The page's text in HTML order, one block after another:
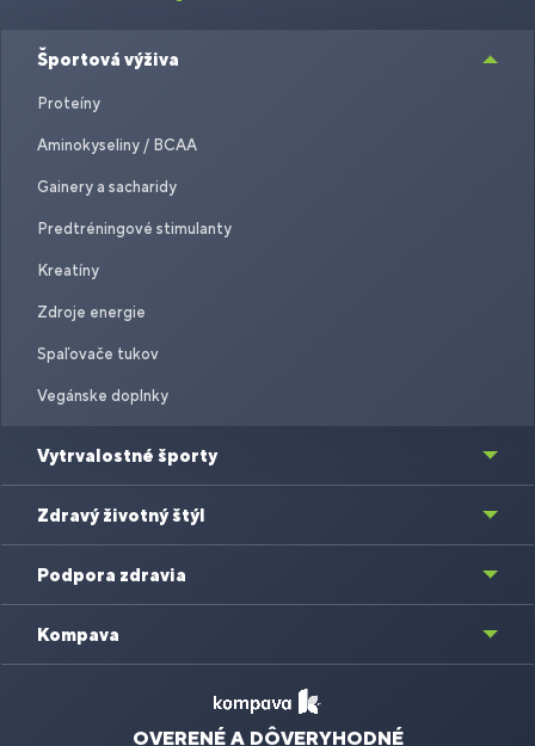
Športová výživa
Proteíny
Aminokyseliny / BCAA
Gainery a sacharidy
Predtréningové stimulanty
Kreatíny
Zdroje energie
Spaľovače tukov
Vegánske doplnky
Vytrvalostné športy
Zdravý životný štýl
Podpora zdravia
Kompava
OVERENÉ A DÔVERYHODNÉ